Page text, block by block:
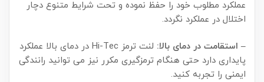
عملکرد مطلوب خود را حفظ نموده و تحت شرایط متنوع دچار
اختلال در عملکرد نگردد.
– استقامت در دمای بالا:
لنت ترمز Hi-Tec در دمای بالا عملکرد
پایداری دارد حتی هنگام ترمزگیری مکرر نیز می توانید رانندگی
ایمنی را تجربه کنید.